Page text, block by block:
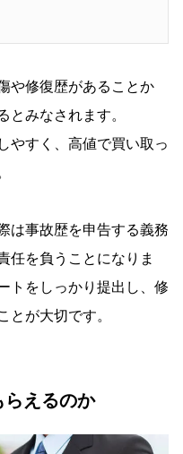
や修復歴があることか
とみなされます。
やすく、高値で買い取っ
は事故歴を申告する義務
任を負うことになりま
トをしっかり提出し、修
とが大切です。
らえるのか